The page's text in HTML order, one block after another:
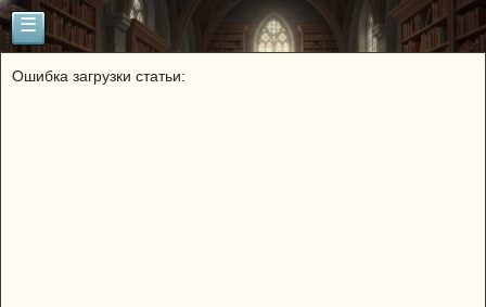
☰
Ошибка загрузки статьи: